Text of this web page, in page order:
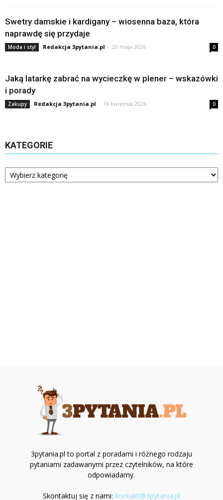
Swetry damskie i kardigany – wiosenna baza, która
naprawdę się przydaje
Moda i styl Redakcja 3pytania.pl - 20 maja 2026 0
Jaką latarkę zabrać na wycieczkę w plener – wskazówki
i porady
Zakupy Redakcja 3pytania.pl - 16 kwietnia 2026 0
KATEGORIE
Kategorie
3pytania.pl to portal z poradami i różnego rodzaju
pytaniami zadawanymi przez czytelników, na które
odpowiadamy.
Skontaktuj się z nami: kontakt@3pytania.pl